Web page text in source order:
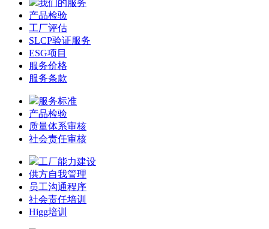
我们的服务
产品检验
工厂评估
SLCP验证服务
ESG项目
服务价格
服务条款
服务标准
产品检验
质量体系审核
社会责任审核
工厂能力建设
供方自我管理
员工沟通程序
社会责任培训
Higg培训